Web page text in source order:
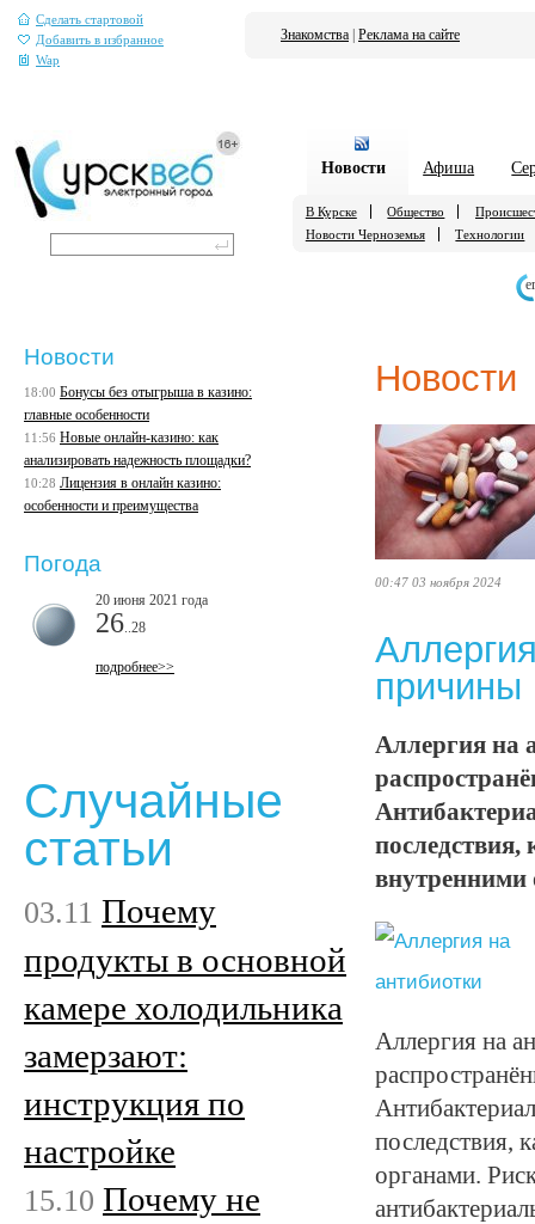
Сделать стартовой
Добавить в избранное
Wap
Знакомства Реклама на сайте
Новости Афиша
В Курске Общество
Новости Черноземья
Технологии
Новости
00:47 03 ноября 2024
причины
Аллергия на
внутренними
Аллергия на
последствия,
органами.
Новости
18:00 Бонусы без отыгрыша в казино:
главные особенности
11:56 Новые онлайн-казино: как
анализировать надежность площадки?
10:28 Лицензия в онлайн казино:
особенности и преимущества
Погода
20 июня 2021 года
26 ..28
подробнее>>
Случайные
статьи
03.11 Почему
продукты в основной
камере холодильника
замерзают:
инструкция по
настройке
15.10 Почему не